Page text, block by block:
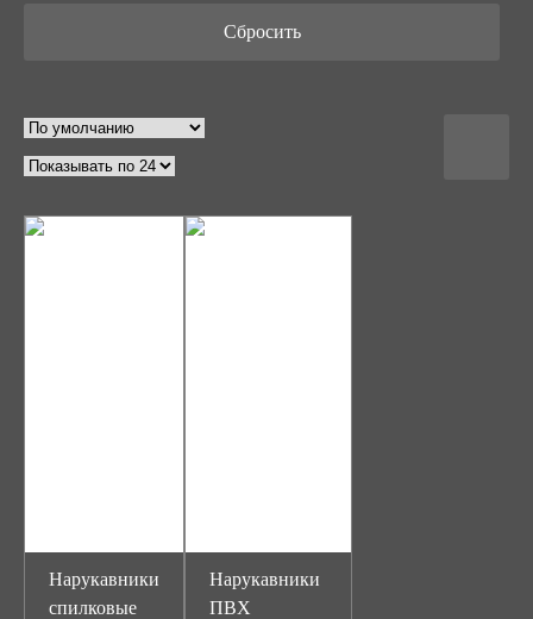
Нарукавники
спилковые
Нарукавники
ПВХ